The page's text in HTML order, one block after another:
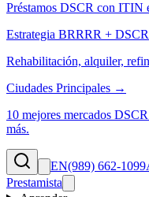
Préstamos DSCR con ITIN
Estrategia BRRRR + DSCR
Rehabilitación, alquiler,
Ciudades Principales →
10 mejores mercados
más.
EN(989) 662-1099
Prestamista